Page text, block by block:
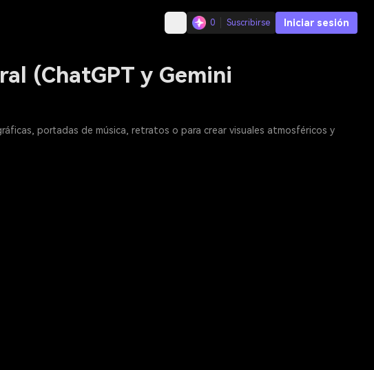
0 Suscribirse Iniciar sesión
(ChatGPT y Gemini
portadas de música, retratos o para crear visuales atmosféricos y